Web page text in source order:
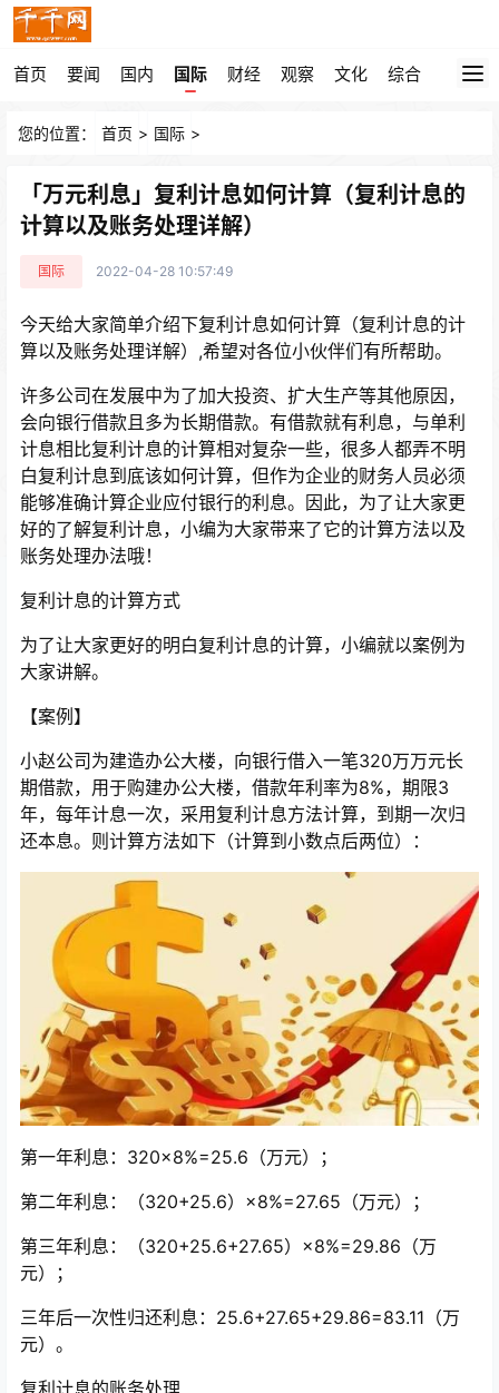
首页 要闻 国内 国际 财经 观察 文化 综合
您的位置： 首页 > 国际 >
「万元利息」复利计息如何计算（复利计息的
计算以及账务处理详解）
国际 2022-04-28 10:57:49
今天给大家简单介绍下复利计息如何计算（复利计息的计
算以及账务处理详解）,希望对各位小伙伴们有所帮助。
许多公司在发展中为了加大投资、扩大生产等其他原因，
会向银行借款且多为长期借款。有借款就有利息，与单利
计息相比复利计息的计算相对复杂一些，很多人都弄不明
白复利计息到底该如何计算，但作为企业的财务人员必须
能够准确计算企业应付银行的利息。因此，为了让大家更
好的了解复利计息，小编为大家带来了它的计算方法以及
账务处理办法哦！
复利计息的计算方式
为了让大家更好的明白复利计息的计算，小编就以案例为
大家讲解。
【案例】
小赵公司为建造办公大楼，向银行借入一笔320万万元长
期借款，用于购建办公大楼，借款年利率为8%，期限3
年，每年计息一次，采用复利计息方法计算，到期一次归
还本息。则计算方法如下（计算到小数点后两位）：
第一年利息：320×8%=25.6（万元）；
第二年利息：（320+25.6）×8%=27.65（万元）；
第三年利息：（320+25.6+27.65）×8%=29.86（万
元）；
三年后一次性归还利息：25.6+27.65+29.86=83.11（万
元）。